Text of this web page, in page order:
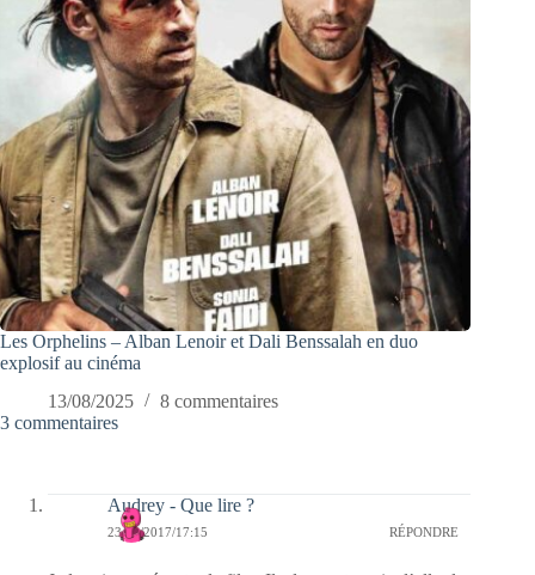
Les Orphelins – Alban Lenoir et Dali Benssalah en duo
explosif au cinéma
13/08/2025
8 commentaires
3 commentaires
Audrey - Que lire ?
23/02/2017/17:15 RÉPONDRE